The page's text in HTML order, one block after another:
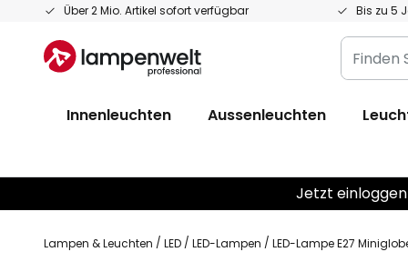
Über 2 Mio. Artikel sofort verfügbar Bis zu 5
Zum
springen
Finden
Sie
Leuchte...
Innenleuchten Aussenleuchten
Jetzt
Lampen & Leuchten LED LED-Lampen LED-Lampe E27